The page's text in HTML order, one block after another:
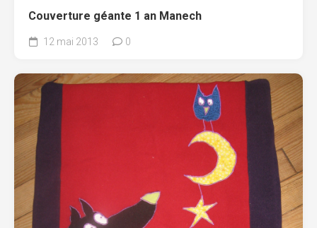
Couverture géante 1 an Manech
12 mai 2013 0